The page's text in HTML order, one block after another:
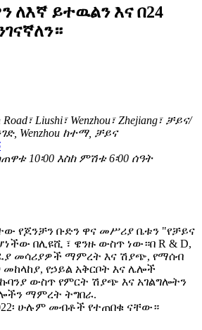
ለእኛ ይተዉልን እና በ24
Road፣ Liushi፣ Wenzhou፣ Zhejiang፣ ቻይና/
Wenzhou ከተማ, ቻይና
10፡00 እስከ ምሽቱ 6፡00 ሰዓት
የጆንቻን ቡድን ዋና መሥሪያ ቤቱን "የቻይና
በሊዩሺ ፣ ዌንዙ ውስጥ ነው።በ R & D,
መሳሪያዎች ማምረት እና ሽያጭ, የማሰብ
የኃይል አቅርቦት እና ሌሎች
ውስጥ የምርት ሽያጭ እና አገልግሎትን
ማምረት ትግበራ.
ሁሉም መብቶች የተጠበቁ ናቸው።